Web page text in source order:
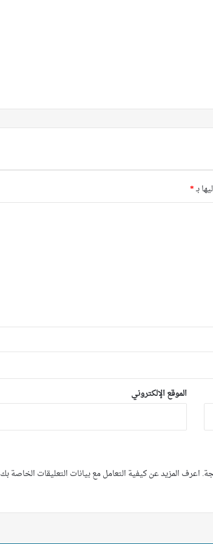
بـ*
الموقع الإلكتروني
اعرف المزيد عن كيفية التعامل مع بيانات التعليقات الخاصة بك